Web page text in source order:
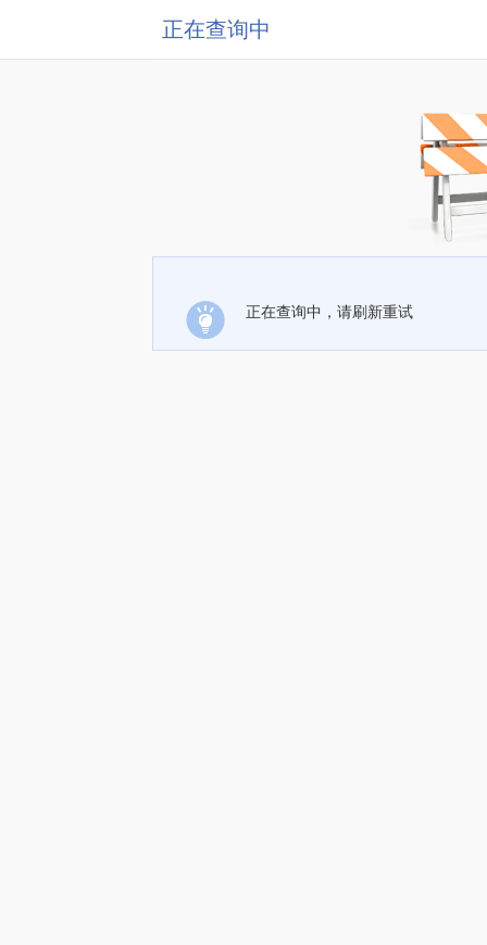
正在查询中
正在查询中，请刷新重试